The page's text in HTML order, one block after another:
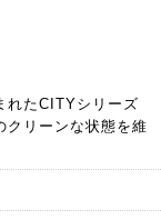
れたCITYシリーズ
クリーンな状態を維